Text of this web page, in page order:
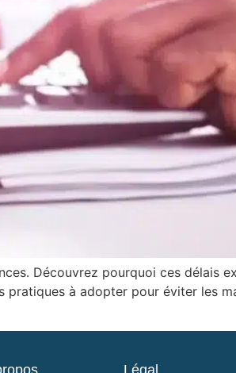
Découvrez pourquoi ces délais
à adopter pour éviter les